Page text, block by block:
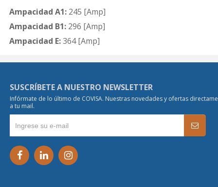
Ampacidad A1: 245 [Amp]
Ampacidad B1: 296 [Amp]
Ampacidad E:364 [Amp]
SUSCRÍBETE A NUESTRO NEWSLETTER
Infórmate de lo último de COVISA. Nuestras novedades y ofertas
a tu mail.